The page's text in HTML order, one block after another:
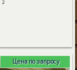
2
Цена по запросу